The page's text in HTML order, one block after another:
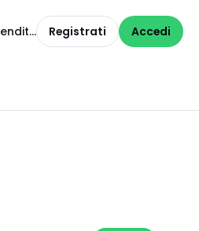
Registrati Accedi